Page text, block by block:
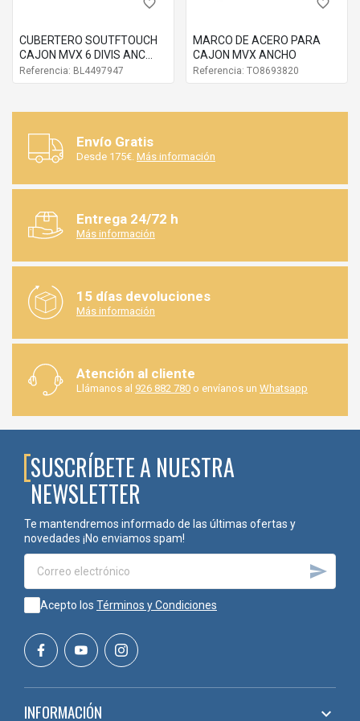
favorite_border
CUBERTERO SOUTFTOUCH
CAJON MVX 6 DIVIS ANC
300MM GO ZC7S500BS3
Referencia: BL4497947
favorite_border
MARCO DE ACERO PARA
CAJON MVX ANCHO
Referencia: TO8693820
Envío Gratis
Desde 175€. Más información
Entrega 24/72 h
Más información
15 días devoluciones
Más información
Atención al cliente
Llámanos al 926 882 780 o envíanos un Whatsapp
SUSCRÍBETE A NUESTRA
NEWSLETTER
Te mantendremos informado de las últimas ofertas y
novedades ¡No enviamos spam!

Acepto los Términos y Condiciones
INFORMACIÓN 